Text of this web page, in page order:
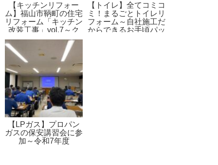
【キッチンリフォー
ム】福山市鞆町の住宅
リフォーム「キッチン
改装工事」vol.7～ク
ッションフロア、キッ
チンパネル貼り工事
【トイレ】全てコミコ
ミ！まるごとトイレリ
フォーム～自社施工だ
からできるお手頃パッ
【LPガス】プロパン
ガスの保安講習会に参
加～令和7年度